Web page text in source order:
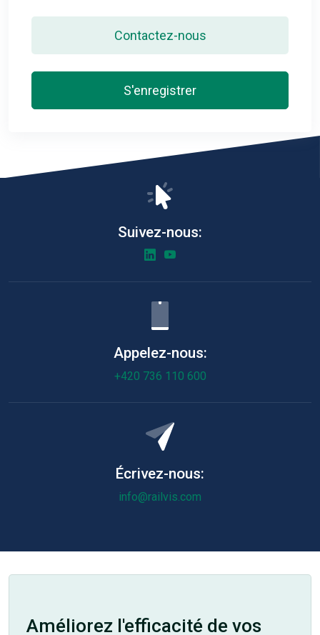
Contactez-nous
S'enregistrer
Suivez-nous:
Appelez-nous:
+420 736 110 600
Écrivez-nous:
info@railvis.com
Améliorez l'efficacité de vos